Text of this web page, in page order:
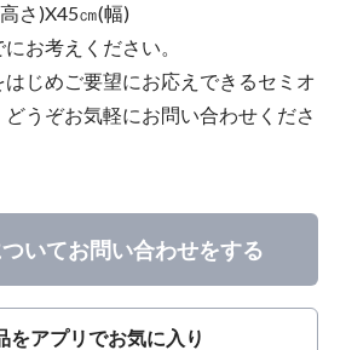
さ)X45㎝(幅)
お考えください。
じめご要望にお応えできるセミオ
うぞお気軽にお問い合わせくださ
いてお問い合わせをする
をアプリでお気に入り